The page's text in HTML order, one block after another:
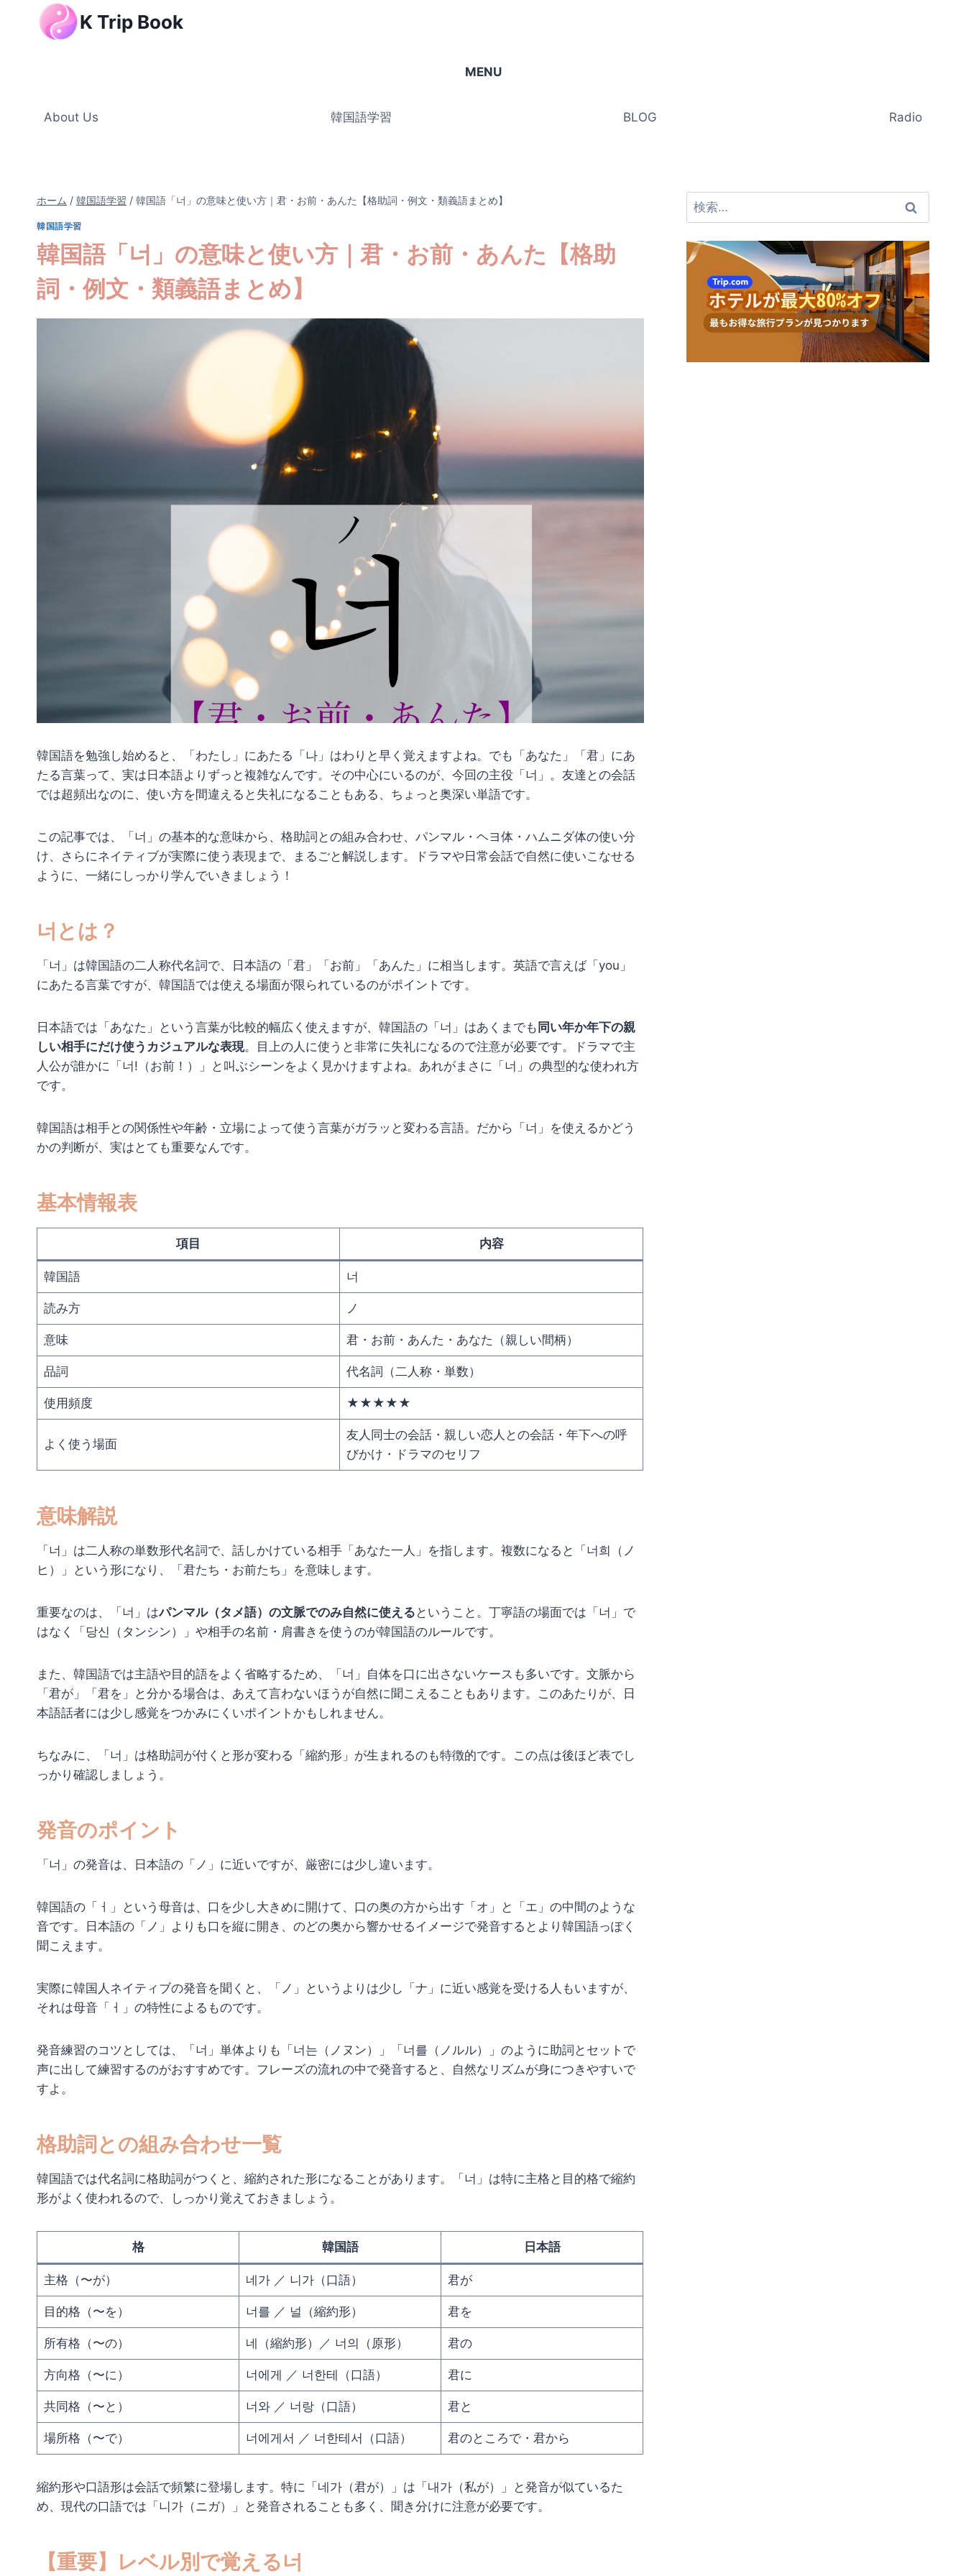
K Trip Book
MENU
About Us 韓国語学習 BLOG Radio
ホーム / 韓国語学習 / 韓国語「너」の意味と使い方｜君・お前・あんた【格助詞・例文・類義語まとめ】
韓国語学習
韓国語「너」の意味と使い方｜君・お前・あんた【格助
詞・例文・類義語まとめ】
韓国語を勉強し始めると、「わたし」にあたる「나」はわりと早く覚えますよね。でも「あなた」「君」にあ
たる言葉って、実は日本語よりずっと複雑なんです。その中心にいるのが、今回の主役「너」。友達との会話
では超頻出なのに、使い方を間違えると失礼になることもある、ちょっと奥深い単語です。
この記事では、「너」の基本的な意味から、格助詞との組み合わせ、パンマル・ヘヨ体・ハムニダ体の使い分
け、さらにネイティブが実際に使う表現まで、まるごと解説します。ドラマや日常会話で自然に使いこなせる
ように、一緒にしっかり学んでいきましょう！
너とは？
「너」は韓国語の二人称代名詞で、日本語の「君」「お前」「あんた」に相当します。英語で言えば「you」
にあたる言葉ですが、韓国語では使える場面が限られているのがポイントです。
日本語では「あなた」という言葉が比較的幅広く使えますが、韓国語の「너」はあくまでも 同い年か年下の親
しい相手にだけ使うカジュアルな表現。目上の人に使うと非常に失礼になるので注意が必要です。ドラマで主
人公が誰かに「너!（お前！）」と叫ぶシーンをよく見かけますよね。あれがまさに「너」の典型的な使われ方
です。
韓国語は相手との関係性や年齢・立場によって使う言葉がガラッと変わる言語。だから「너」を使えるかどう
かの判断が、実はとても重要なんです。
基本情報表
項目 内容
韓国語 너
読み方 ノ
意味 君・お前・あんた・あなた（親しい間柄）
品詞 代名詞（二人称・単数）
使用頻度 ★★★★★
よく使う場面
友人同士の会話・親しい恋人との会話・年下への呼
びかけ・ドラマのセリフ
意味解説
「너」は二人称の単数形代名詞で、話しかけている相手「あなた一人」を指します。複数になると「너희（ノ
ヒ）」という形になり、「君たち・お前たち」を意味します。
重要なのは、「너」はパンマル（タメ語）の文脈でのみ自然に使える ということ。丁寧語の場面では「너」で
はなく「당신（タンシン）」や相手の名前・肩書きを使うのが韓国語のルールです。
また、韓国語では主語や目的語をよく省略するため、「너」自体を口に出さないケースも多いです。文脈から
「君が」「君を」と分かる場合は、あえて言わないほうが自然に聞こえることもあります。このあたりが、日
本語話者には少し感覚をつかみにくいポイントかもしれません。
ちなみに、「너」は格助詞が付くと形が変わる「縮約形」が生まれるのも特徴的です。この点は後ほど表でし
っかり確認しましょう。
発音のポイント
「너」の発音は、日本語の「ノ」に近いですが、厳密には少し違います。
韓国語の「ㅓ」という母音は、口を少し大きめに開けて、口の奥の方から出す「オ」と「エ」の中間のような
音です。日本語の「ノ」よりも口を縦に開き、のどの奥から響かせるイメージで発音するとより韓国語っぽく
聞こえます。
実際に韓国人ネイティブの発音を聞くと、「ノ」というよりは少し「ナ」に近い感覚を受ける人もいますが、
それは母音「ㅓ」の特性によるものです。
発音練習のコツとしては、「너」単体よりも「너는（ノヌン）」「너를（ノルル）」のように助詞とセットで
声に出して練習するのがおすすめです。フレーズの流れの中で発音すると、自然なリズムが身につきやすいで
すよ。
格助詞との組み合わせ一覧
韓国語では代名詞に格助詞がつくと、縮約された形になることがあります。「너」は特に主格と目的格で縮約
形がよく使われるので、しっかり覚えておきましょう。
格 韓国語 日本語
主格（〜が） 네가 ／ 니가（口語） 君が
目的格（〜を） 너를 ／ 널（縮約形） 君を
所有格（〜の） 네（縮約形）／ 너의（原形） 君の
方向格（〜に） 너에게 ／ 너한테（口語） 君に
共同格（〜と） 너와 ／ 너랑（口語） 君と
場所格（〜で） 너에게서 ／ 너한테서（口語） 君のところで・君から
縮約形や口語形は会話で頻繁に登場します。特に「네가（君が）」は「내가（私が）」と発音が似ているた
め、現代の口語では「니가（ニガ）」と発音されることも多く、聞き分けに注意が必要です。
【重要】レベル別で覚える너
検
索: